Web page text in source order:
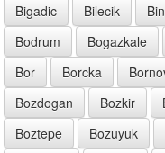
Bigadic
Bilecik
Bodrum
Bogazkale
Bor
Borcka
Bozdogan
Bozkir
Boztepe
Bozuyuk